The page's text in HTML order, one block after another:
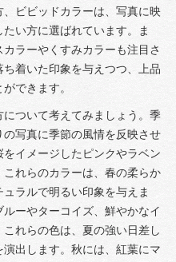
ビビッドカラーは、写真に映
い方に選ばれています。ま
ラーやくすみカラーも注目さ
着いた印象を与えつつ、上品
できます。
ついて考えてみましょう。季
写真に季節の風情を反映させ
イメージしたピンクやラベン
れらのカラーは、春の柔らか
ラルで明るい印象を与えま
ーやターコイズ、鮮やかなイ
れらの色は、夏の強い日差し
出します。秋には、紅葉にマ